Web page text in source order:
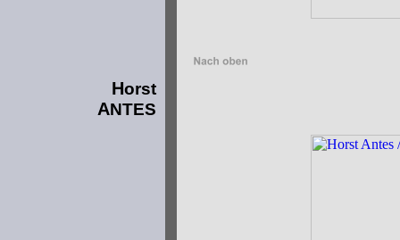
Horst
ANTES